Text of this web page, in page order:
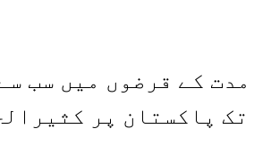
کے قرضوں میں سب